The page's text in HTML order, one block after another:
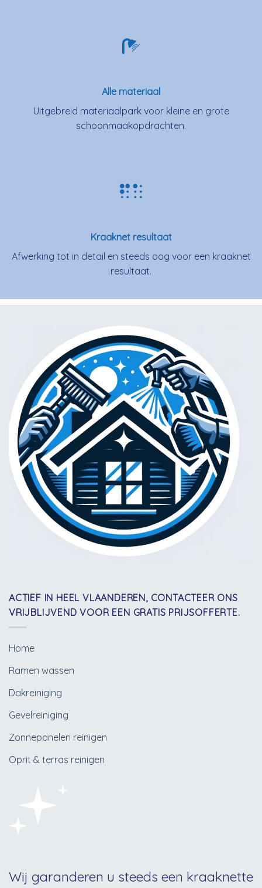
Alle materiaal
Uitgebreid materiaalpark voor kleine en grote
schoonmaakopdrachten.
Kraaknet resultaat
Afwerking tot in detail en steeds oog voor een kraaknet
resultaat.
ACTIEF IN HEEL VLAANDEREN, CONTACTEER ONS
VRIJBLIJVEND VOOR EEN GRATIS PRIJSOFFERTE.
Home
Ramen wassen
Dakreiniging
Gevelreiniging
Zonnepanelen reinigen
Oprit & terras reinigen
Wij garanderen u steeds een kraaknette